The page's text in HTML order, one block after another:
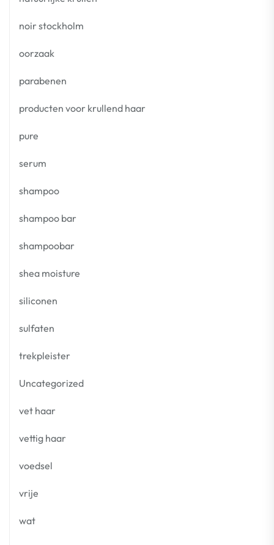
noir stockholm
oorzaak
parabenen
producten voor krullend haar
pure
serum
shampoo
shampoo bar
shampoobar
shea moisture
siliconen
sulfaten
trekpleister
Uncategorized
vet haar
vettig haar
voedsel
vrije
wat